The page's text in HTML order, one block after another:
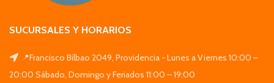
SUCURSALES Y HORARIOS
📍Francisco Bilbao 2049, Providencia - Lunes a Viernes 10:00 –
20:00 Sábado, Domingo y Feriados 11:00 – 19:00